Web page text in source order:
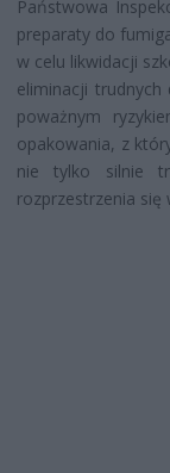
Państwowa
preparaty do
w celu likwidacji
eliminacji
poważnym
opakowania, z
nie tylko silnie
rozprzestrzenia